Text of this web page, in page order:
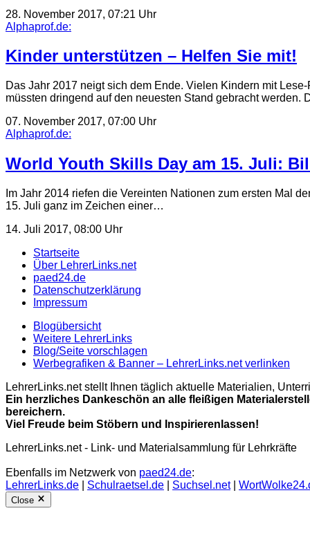
28. November 2017, 07:21 Uhr
Alphaprof.de:
Kinder unterstützen – Helfen Sie mit!
Das Jahr 2017 neigt sich dem Ende. Vielen Kindern mit
müssten dringend auf den neuesten Stand gebracht werden.
07. November 2017, 07:00 Uhr
Alphaprof.de:
World Youth Skills Day am 15. Juli:
Im Jahr 2014 riefen die Vereinten Nationen zum ersten Mal
15. Juli ganz im Zeichen einer…
14. Juli 2017, 08:00 Uhr
Startseite
Über LehrerLinks.net
paed24.de
Datenschutzerklärung
Impressum
Blogübersicht
Weitere LehrerLinks
Blog/Seite vorschlagen
Werbegrafiken & Banner – LehrerLinks.net verlinken
LehrerLinks.net stellt Ihnen täglich aktuelle Materialien,
Ein herzliches Dankeschön an alle fleißigen
bereichern.
Viel Freude beim Stöbern und Inspirierenlassen!
LehrerLinks.net - Link- und Materialsammlung für Lehrkräfte
Ebenfalls im Netzwerk von paed24.de:
LehrerLinks.de
Schulraetsel.de Suchsel.net|
Close